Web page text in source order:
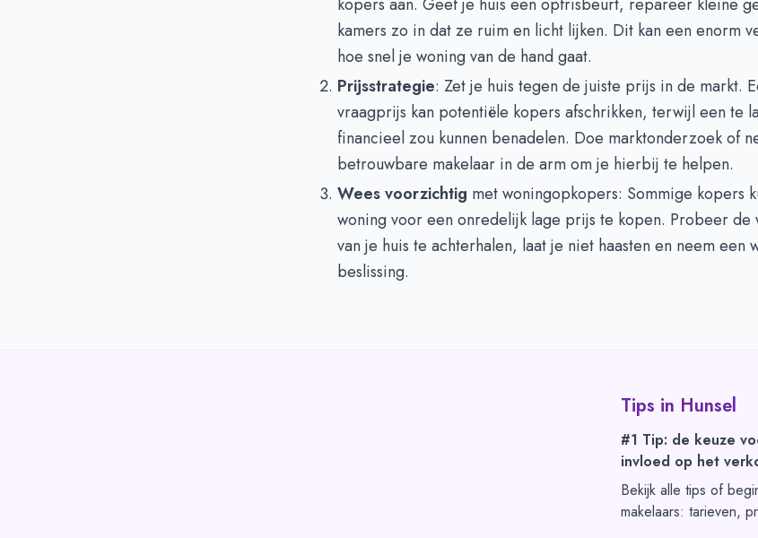
kamers zo in dat ze ruim en licht lijken. Dit kan een enorm
hoe snel je woning van de hand gaat.
Prijsstrategie: Zet je huis tegen de juiste prijs in de markt.
vraagprijs kan potentiële kopers afschrikken, terwijl een te
financieel zou kunnen benadelen. Doe marktonderzoek of
betrouwbare makelaar in de arm om je hierbij te helpen.
Wees voorzichtig met woningopkopers: Sommige kopers
woning voor een onredelijk lage prijs te kopen. Probeer de
van je huis te achterhalen, laat je niet haasten en neem een
beslissing.
Tips in Hunsel
#1 Tip: de keuze
invloed op het
Bekijk alle tips of
makelaars: tarieven,